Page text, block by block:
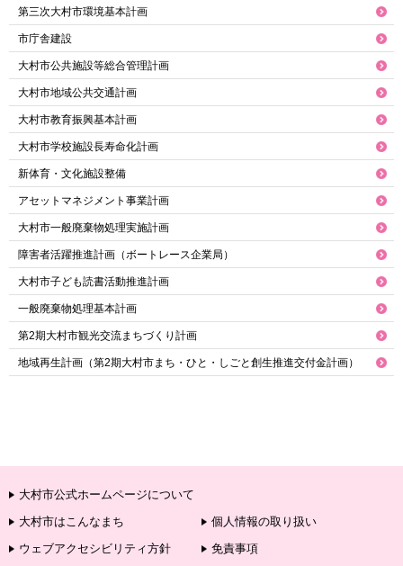
第三次大村市環境基本計画
市庁舎建設
大村市公共施設等総合管理計画
大村市地域公共交通計画
大村市教育振興基本計画
大村市学校施設長寿命化計画
新体育・文化施設整備
アセットマネジメント事業計画
大村市一般廃棄物処理実施計画
障害者活躍推進計画（ボートレース企業局）
大村市子ども読書活動推進計画
一般廃棄物処理基本計画
第2期大村市観光交流まちづくり計画
地域再生計画（第2期大村市まち・ひと・しごと創生推進交付金計画）
大村市公式ホームページについて
大村市はこんなまち
個人情報の取り扱い
ウェブアクセシビリティ方針
免責事項